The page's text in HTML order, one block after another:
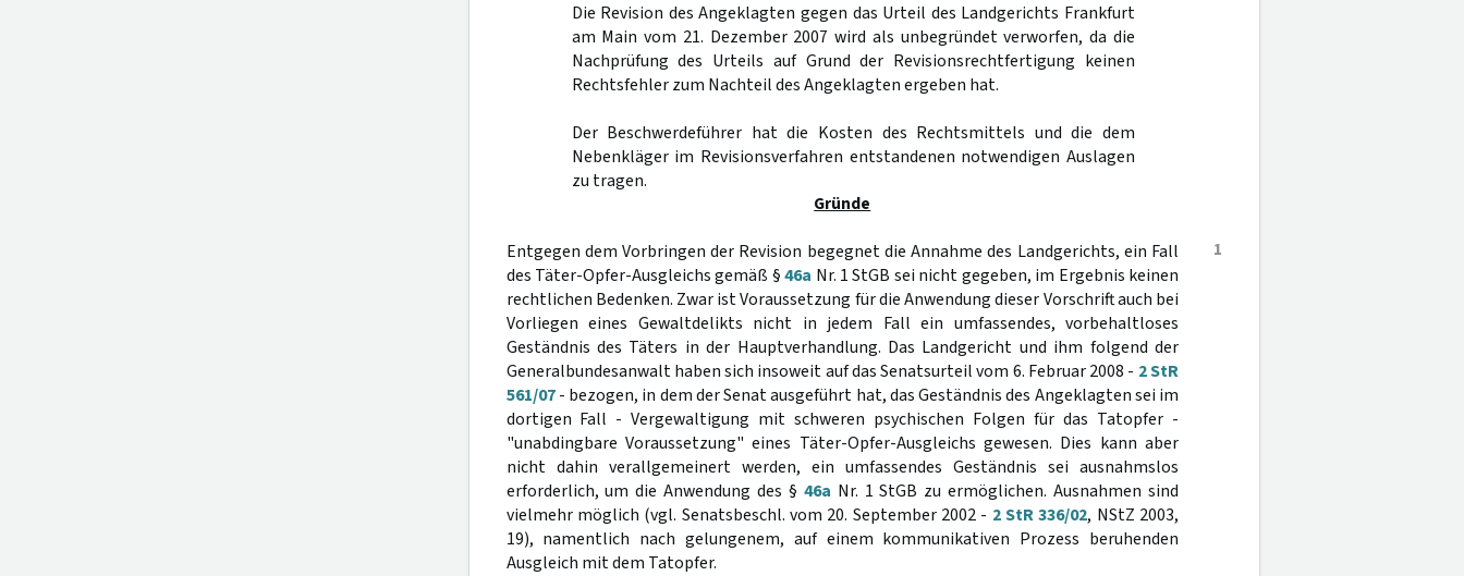
Die Revision des Angeklagten gegen das Urteil des Landgerichts Frankfurt
am Main vom 21. Dezember 2007 wird als unbegründet verworfen, da die
Nachprüfung des Urteils auf Grund der Revisionsrechtfertigung keinen
Rechtsfehler zum Nachteil des Angeklagten ergeben hat.
Der Beschwerdeführer hat die Kosten des Rechtsmittels und die dem
Nebenkläger im Revisionsverfahren entstandenen notwendigen Auslagen
zu tragen.
Gründe
1
Entgegen dem Vorbringen der Revision begegnet die Annahme des Landgerichts, ein Fall
des Täter-Opfer-Ausgleichs gemäß §46a Nr. 1 StGB sei nicht gegeben, im Ergebnis keinen
rechtlichen Bedenken. Zwar ist Voraussetzung für die Anwendung dieser Vorschrift auch bei
Vorliegen eines Gewaltdelikts nicht in jedem Fall ein umfassendes, vorbehaltloses
Geständnis des Täters in der Hauptverhandlung. Das Landgericht und ihm folgend der
Generalbundesanwalt haben sich insoweit auf das Senatsurteil vom 6. Februar 2008 - 2 StR
561/07- bezogen, in dem der Senat ausgeführt hat, das Geständnis des Angeklagten sei im
dortigen Fall - Vergewaltigung mit schweren psychischen Folgen für das Tatopfer -
"unabdingbare Voraussetzung" eines Täter-Opfer-Ausgleichs gewesen. Dies kann aber
nicht dahin verallgemeinert werden, ein umfassendes Geständnis sei ausnahmslos
erforderlich, um die Anwendung des § 46a Nr. 1 StGB zu ermöglichen. Ausnahmen sind
vielmehr möglich (vgl. Senatsbeschl. vom 20. September 2002 - 2 StR 336/02, NStZ 2003,
19), namentlich nach gelungenem, auf einem kommunikativen Prozess beruhenden
Ausgleich mit dem Tatopfer.